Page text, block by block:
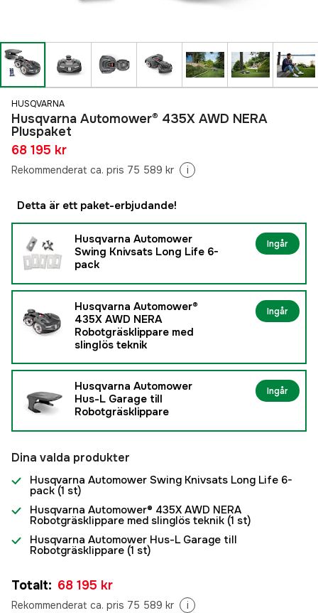
HUSQVARNA
Husqvarna Automower® 435X AWD NERA
Pluspaket
68 195 kr
Rekommenderat ca. pris 75 589 kr i
Detta är ett paket-erbjudande!
Husqvarna Automower
Swing Knivsats Long Life 6-
pack
Ingår
Husqvarna Automower®
435X AWD NERA
Robotgräsklippare med
slinglös teknik
Ingår
Husqvarna Automower
Hus-L Garage till
Robotgräsklippare
Ingår
Dina valda produkter
Husqvarna Automower Swing Knivsats Long Life 6-
pack (1 st)
Husqvarna Automower® 435X AWD NERA
Robotgräsklippare med slinglös teknik (1 st)
Husqvarna Automower Hus-L Garage till
Robotgräsklippare (1 st)
Totalt: 68 195 kr
Rekommenderat ca. pris 75 589 kr i